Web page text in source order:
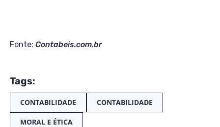
Fonte: Contabeis.com.br
Tags:
CONTABILIDADE CONTABILIDADE
MORAL E ÉTICA